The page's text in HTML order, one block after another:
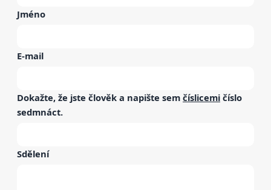
Jméno
E-mail
Dokažte, že jste člověk a napište sem číslicemi číslo
sedmnáct.
Sdělení